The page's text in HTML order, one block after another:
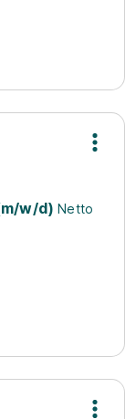
w/d) Netto